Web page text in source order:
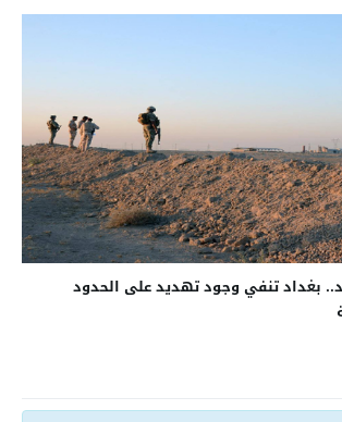
بغداد تنفي وجود تهديد على الحدود